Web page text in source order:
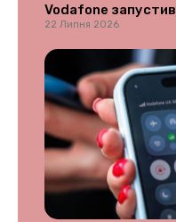
Vodafone запустив
22 Липня 2026